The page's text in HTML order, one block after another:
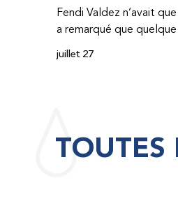
Fendi Valdez n’avait
a remarqué que quelque
hématome était apparu
étaient chers et
juillet 27
TOUTES